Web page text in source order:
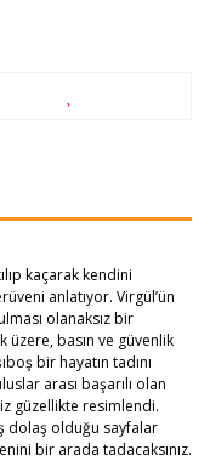
kaçarak kendini
anlatıyor. Virgül’ün
olanaksız bir
üzere, basın ve güvenlik
bir hayatın tadını
arası başarılı olan
güzellikte resimlendi.
dolaş olduğu sayfalar
bir arada tadacaksınız.